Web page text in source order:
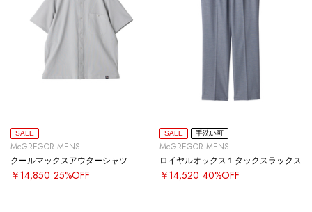
SALE
McGREGOR MENS
クールマックスアウターシャツ
￥14,850 25%OFF
SALE 手洗い可
McGREGOR MENS
ロイヤルオックス１タックスラックス
￥14,520 40%OFF